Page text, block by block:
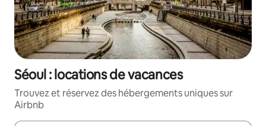
Séoul : locations de vacances
Trouvez et réservez des hébergements uniques sur
Airbnb